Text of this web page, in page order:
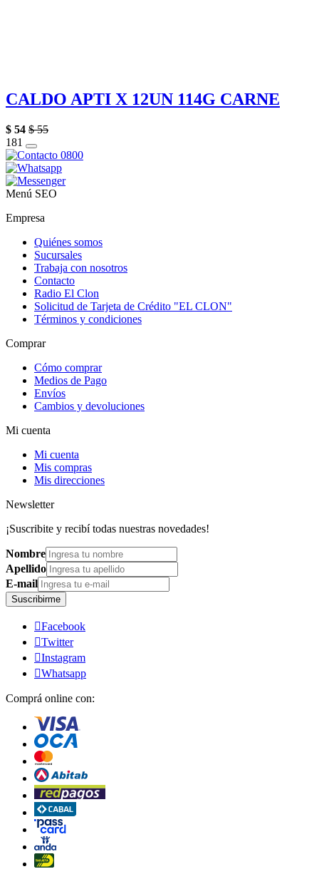
CALDO APTI X 12UN 114G CARNE
$ 54 $ 55
181
Menú SEO
Empresa
Quiénes somos
Sucursales
Trabaja con nosotros
Contacto
Radio El Clon
Solicitud de Tarjeta de Crédito "EL CLON"
Términos y condiciones
Comprar
Cómo comprar
Medios de Pago
Envíos
Cambios y devoluciones
Mi cuenta
Mi cuenta
Mis compras
Mis direcciones
Newsletter
¡Suscribite y recibí todas nuestras novedades!
Nombre
Apellido
E-mail
Suscribirme
Facebook
Twitter
Instagram
Whatsapp
Comprá online con: